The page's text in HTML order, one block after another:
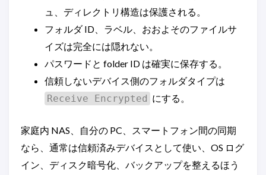
ュ、ディレクトリ構造は保護される。
フォルダ ID、ラベル、おおよそのファイルサ
イズは完全には隠れない。
パスワードと folder ID は確実に保存する。
信頼しないデバイス側のフォルダタイプは
Receive Encrypted にする。
家庭内 NAS、自分の PC、スマートフォン間の同期
なら、通常は信頼済みデバイスとして使い、OS ログ
イン、ディスク暗号化、バックアップを整えるほう